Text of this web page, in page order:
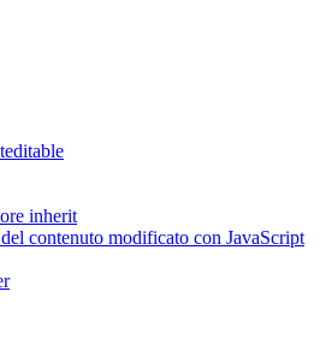
inherit
contenuto modificato con JavaScript